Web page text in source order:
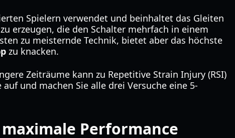
Spielern verwendet und beinhaltet das Gleiten
erzeugen, die den Schalter mehrfach in einem
zu meisternde Technik, bietet aber das höchste
zu knacken.
Zeiträume kann zu Repetitive Strain Injury (RSI)
und machen Sie alle drei Versuche eine 5-
Performance